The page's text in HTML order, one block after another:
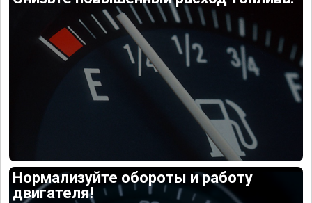
Нормализуйте обороты и работу
двигателя!